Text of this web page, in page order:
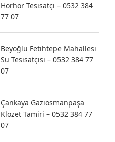
Horhor Tesisatçı – 0532 384
77 07
Beyoğlu Fetihtepe Mahallesi
Su Tesisatçısı – 0532 384 77
07
Çankaya Gaziosmanpaşa
Klozet Tamiri – 0532 384 77
07